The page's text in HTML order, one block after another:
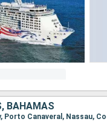
BAHAMAS
Porto Canaveral, Nassau,